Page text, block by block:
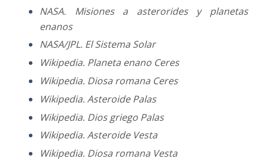
NASA. Misiones a asterorides y planetas
enanos
NASA/JPL. El Sistema Solar
Wikipedia. Planeta enano Ceres
Wikipedia. Diosa romana Ceres
Wikipedia. Asteroide Palas
Wikipedia. Dios griego Palas
Wikipedia. Asteroide Vesta
Wikipedia. Diosa romana Vesta